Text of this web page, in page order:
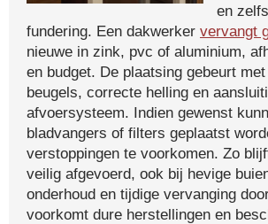
en
fundering. Een dakwerker vervangt
nieuwe in zink, pvc of aluminium,
en budget. De plaatsing gebeurt
beugels, correcte helling en
afvoersysteem. Indien gewenst
bladvangers of filters geplaatst
verstoppingen te voorkomen. Zo
veilig afgevoerd, ook bij hevige
onderhoud en tijdige vervanging
voorkomt dure herstellingen en